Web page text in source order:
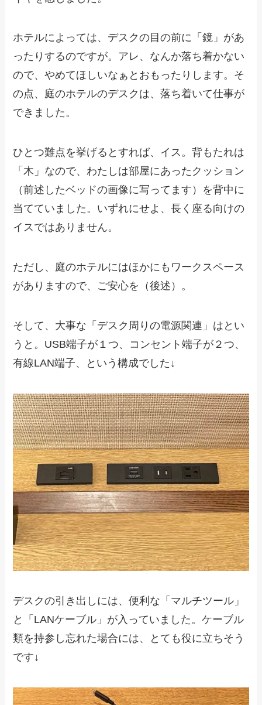
ホテルによっては、デスクの目の前に「鏡」があ
ったりするのですが。アレ、なんか落ち着かない
ので、やめてほしいなぁとおもったりします。そ
の点、庭のホテルのデスクは、落ち着いて仕事が
できました。
ひとつ難点を挙げるとすれば、イス。背もたれは
「木」なので、わたしは部屋にあったクッション
（前述したベッドの画像に写ってます）を背中に
当てていました。いずれにせよ、長く座る向けの
イスではありません。
ただし、庭のホテルにはほかにもワークスペース
がありますので、ご安心を（後述）。
そして、大事な「デスク周りの電源関連」はとい
うと。USB端子が１つ、コンセント端子が２つ、
有線LAN端子、という構成でした↓
デスクの引き出しには、便利な「マルチツール」
と「LANケーブル」が入っていました。ケーブル
類を持参し忘れた場合には、とても役に立ちそう
です↓